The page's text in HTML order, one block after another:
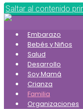
Saltar al contenido
Embarazo
Bebés y Niños
Salud
Desarrollo
Soy Mamá
Crianza
Familia
Organizaciones